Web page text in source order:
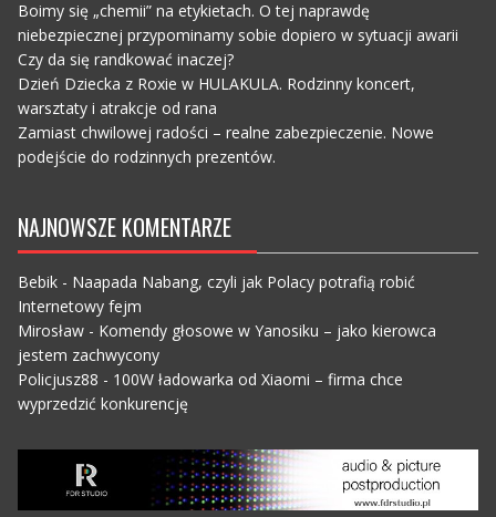
Boimy się „chemii” na etykietach. O tej naprawdę
niebezpiecznej przypominamy sobie dopiero w sytuacji awarii
Czy da się randkować inaczej?
Dzień Dziecka z Roxie w HULAKULA. Rodzinny koncert,
warsztaty i atrakcje od rana
Zamiast chwilowej radości – realne zabezpieczenie. Nowe
podejście do rodzinnych prezentów.
NAJNOWSZE KOMENTARZE
Bebik- Naapada Nabang, czyli jak Polacy potrafią robić
Internetowy fejm
Mirosław- Komendy głosowe w Yanosiku – jako kierowca
jestem zachwycony
Policjusz88 - 100W ładowarka od Xiaomi – firma chce
wyprzedzić konkurencję